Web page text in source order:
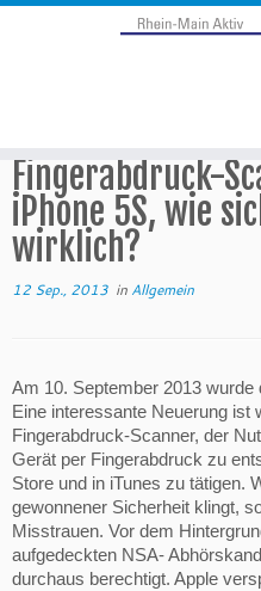
Fingerabdruck-
iPhone 5S, wie
wirklich?
12 Sep., 2013 in Allgemein
Am 10. September 2013
Eine interessante Neuerung ist
Fingerabdruck-Scanner, der
Gerät per Fingerabdruck zu
Store und in iTunes zu tätigen.
gewonnener Sicherheit klingt,
Misstrauen. Vor dem
aufgedeckten NSA-
durchaus berechtigt. Apple